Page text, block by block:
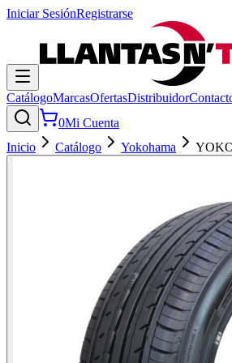
Iniciar SesiónRegistrarse
CatálogoMarcasOfertasDistribuidor
0Mi Cuenta
Inicio
Catálogo Yokohama